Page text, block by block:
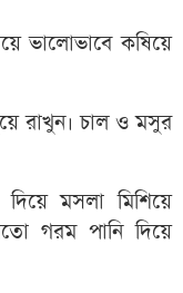
ভালোভাবে কষিয়ে
রাখুন। চাল ও মসুর
মসলা মিশিয়ে
গরম পানি দিয়ে